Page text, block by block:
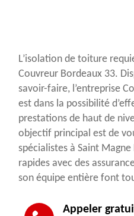
L’isolation de toiture
Couvreur Bordeaux 33.
savoir-faire, l’entreprise
est dans la possibilité
prestations de haut de
objectif principal est de
spécialistes à Saint
rapides avec des
son équipe entière font
Appeler